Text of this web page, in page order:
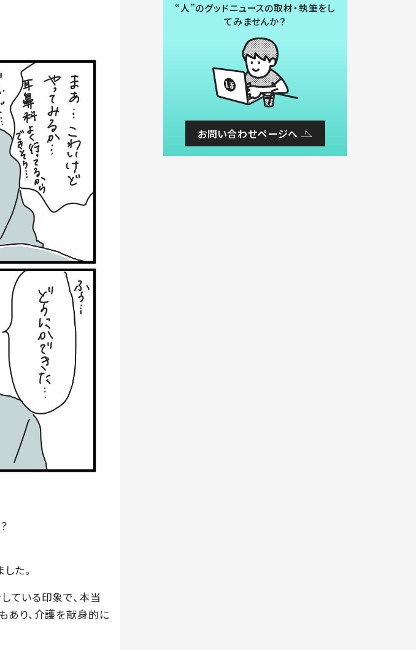
た。
ている印象で、本当
あり、介護を献身的に
“人”のグッドニュースの取材・執筆をし
てみませんか？
お問い合わせページへ